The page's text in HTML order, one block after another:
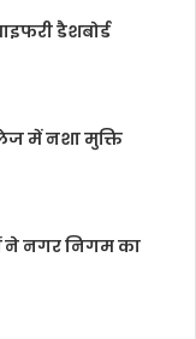
डैशबोर्ड
में नशा मुक्ति
ने नगर निगम का